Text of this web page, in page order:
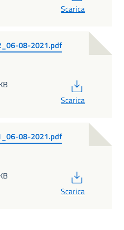
Scarica
08-2021.pdf
Scarica
08-2021.pdf
Scarica